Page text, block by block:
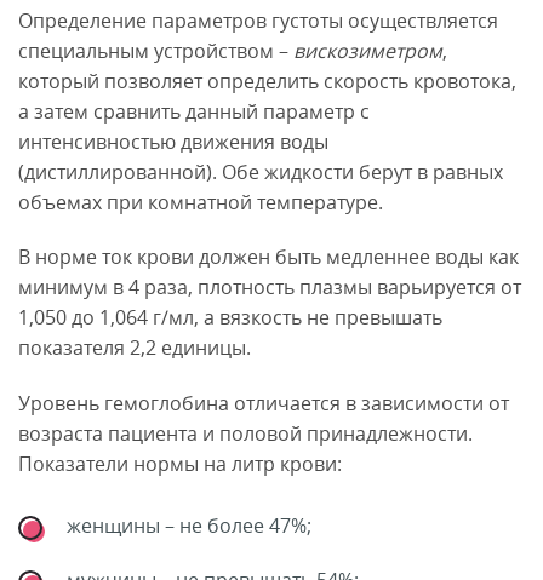
Определение параметров густоты осуществляется
специальным устройством – вискозиметром,
который позволяет определить скорость кровотока,
а затем сравнить данный параметр с
интенсивностью движения воды
(дистиллированной). Обе жидкости берут в равных
объемах при комнатной температуре.
В норме ток крови должен быть медленнее воды как
минимум в 4 раза, плотность плазмы варьируется от
1,050 до 1,064 г/мл, а вязкость не превышать
показателя 2,2 единицы.
Уровень гемоглобина отличается в зависимости от
возраста пациента и половой принадлежности.
Показатели нормы на литр крови:
женщины – не более 47%;